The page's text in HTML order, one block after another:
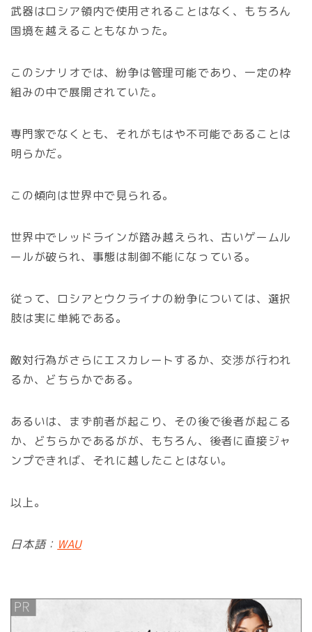
武器はロシア領内で使用されることはなく、もちろん
国境を越えることもなかった。
このシナリオでは、紛争は管理可能であり、一定の枠
組みの中で展開されていた。
専門家でなくとも、それがもはや不可能であることは
明らかだ。
この傾向は世界中で見られる。
世界中でレッドラインが踏み越えられ、古いゲームル
ールが破られ、事態は制御不能になっている。
従って、ロシアとウクライナの紛争については、選択
肢は実に単純である。
敵対行為がさらにエスカレートするか、交渉が行われ
るか、どちらかである。
あるいは、まず前者が起こり、その後で後者が起こる
か、どちらかであるがが、もちろん、後者に直接ジャ
ンプできれば、それに越したことはない。
以上。
日本語： WAU